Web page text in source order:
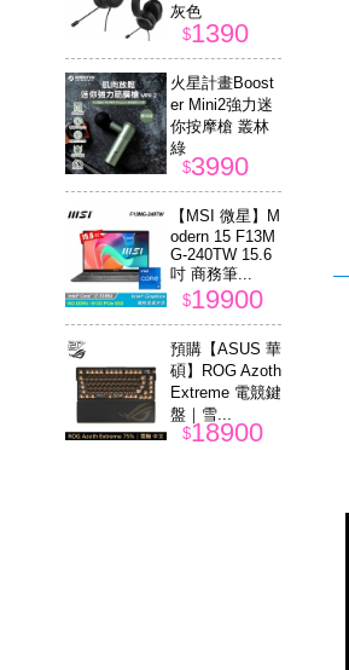
灰色
$1390
火星計畫Boost
er Mini2強力迷
你按摩槍 叢林
綠
$3990
【MSI 微星】M
odern 15 F13M
G-240TW 15.6
吋 商務筆...
$19900
預購【ASUS 華
碩】ROG Azoth
Extreme 電競鍵
盤｜雪...
$18900